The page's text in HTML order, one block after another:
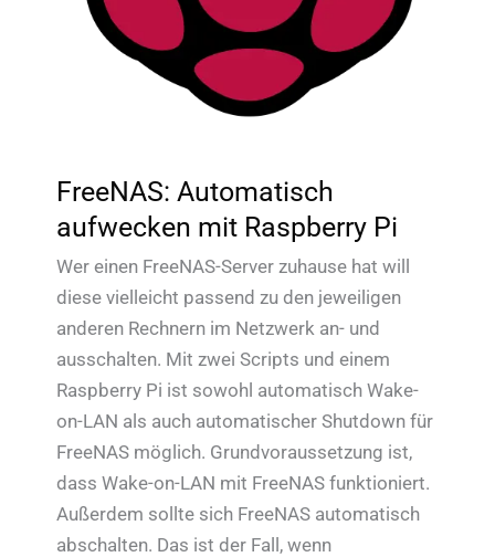
FreeNAS: Automatisch
aufwecken mit Raspberry Pi
Wer einen FreeNAS-Server zuhause hat will
diese vielleicht passend zu den jeweiligen
anderen Rechnern im Netzwerk an- und
ausschalten. Mit zwei Scripts und einem
Raspberry Pi ist sowohl automatisch Wake-
on-LAN als auch automatischer Shutdown für
FreeNAS möglich. Grundvoraussetzung ist,
dass Wake-on-LAN mit FreeNAS funktioniert.
Außerdem sollte sich FreeNAS automatisch
abschalten. Das ist der Fall, wenn